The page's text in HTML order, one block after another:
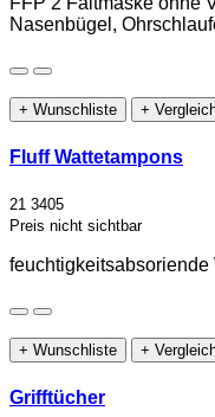
Nasenbügel,
+ Wunschliste +
Fluff Wattetampons
21 3405
Preis nicht sichtbar
feuchtigkeitsabsoriende
+ Wunschliste +
Grifftücher